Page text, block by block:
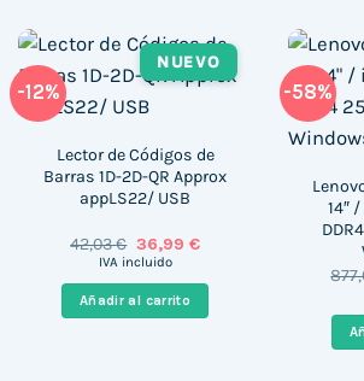
-12%
NUEVO
Lector de Códigos de
Barras 1D-2D-QR Approx
appLS22/ USB
42,03€ El
precio
era:
42,03 €.
36,99 €El
es:
36,99 €.
IVA incluido
Añadir al carrito
-58%
14″